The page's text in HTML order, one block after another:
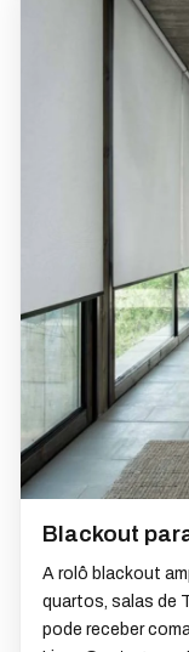
Blackout
A rolô blackout
quartos, salas de
pode receber